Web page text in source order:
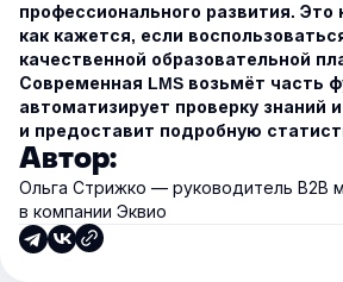
профессионального развития. Это
как кажется, если
качественной образовательной
Современная LMS возьмёт часть
автоматизирует проверку знаний
и предоставит подробную
Автор:
Ольга Стрижко — руководитель В2В
в компании Эквио